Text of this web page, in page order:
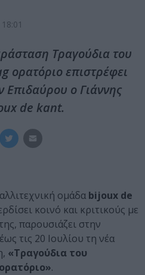
Τραγούδια του
ορατόριο επιστρέφει
ο Γιάννης
de kant.
ομάδα bijoux de
κοινό και κριτικούς με
παρουσιάζει στην
τις 20 Ιουλίου τη νέα
«Τραγούδια του
.